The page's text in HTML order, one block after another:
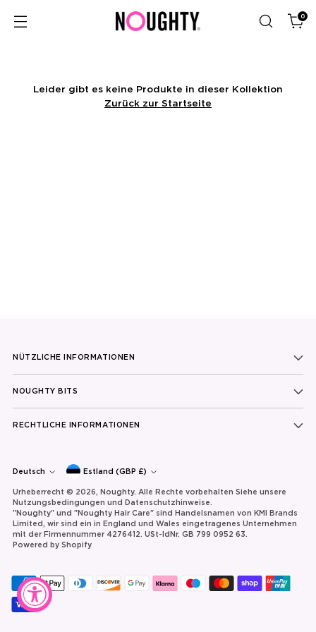
0
Leider gibt es keine Produkte in dieser Kollektion
Zurück zur Startseite
NÜTZLICHE INFORMATIONEN
NOUGHTY BITS
RECHTLICHE INFORMATIONEN
Sprache
Deutsch Währung Estland (GBP £)
Urheberrecht © 2026, Noughty. Alle Rechte vorbehalten Siehe unsere
Nutzungsbedingungen und Datenschutzhinweise.
"Noughty" und "Noughty Hair Care" sind Handelsnamen von KMI Brands
Limited, wir sind ein in England und Wales eingetragenes Unternehmen
mit der Firmennummer 4276412. USt-IdNr. GB 799 0952 63.
Powered by Shopify